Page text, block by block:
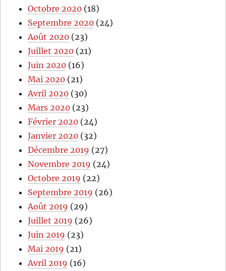
Octobre 2020 (18)
Septembre 2020 (24)
Août 2020 (23)
Juillet 2020 (21)
Juin 2020 (16)
Mai 2020 (21)
Avril 2020 (30)
Mars 2020 (23)
Février 2020 (24)
Janvier 2020 (32)
Décembre 2019 (27)
Novembre 2019 (24)
Octobre 2019 (22)
Septembre 2019 (26)
Août 2019 (29)
Juillet 2019 (26)
Juin 2019 (23)
Mai 2019 (21)
Avril 2019 (16)